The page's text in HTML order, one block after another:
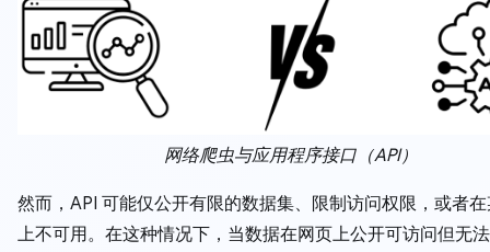
网络爬虫与应用程序接口（API）
然而，API 可能仅公开有限的数据集、限制访问权限，或者
上不可用。在这种情况下，当数据在网页上公开可访问但无